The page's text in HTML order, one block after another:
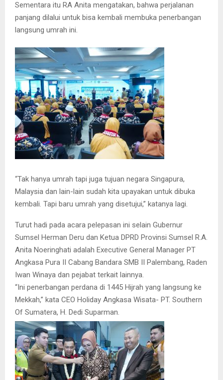
Sementara itu RA Anita mengatakan, bahwa perjalanan
panjang dilalui untuk bisa kembali membuka penerbangan
langsung umrah ini.
“Tak hanya umrah tapi juga tujuan negara Singapura,
Malaysia dan lain-lain sudah kita upayakan untuk dibuka
kembali. Tapi baru umrah yang disetujui,” katanya lagi.
Turut hadi pada acara pelepasan ini selain Gubernur
Sumsel Herman Deru dan Ketua DPRD Provinsi Sumsel R.A.
Anita Noeringhati adalah Executive General Manager PT
Angkasa Pura II Cabang Bandara SMB II Palembang, Raden
Iwan Winaya dan pejabat terkait lainnya.
“Ini penerbangan perdana di 1445 Hijrah yang langsung ke
Mekkah,” kata CEO Holiday Angkasa Wisata- PT. Southern
Of Sumatera, H. Dedi Suparman.